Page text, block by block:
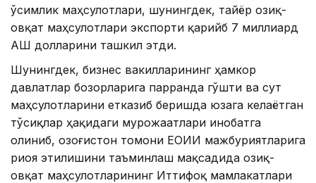
ўсимлик маҳсулотлари, шунингдек, тайёр озиқ-
овқат маҳсулотлари экспорти қарийб 7 миллиард
АҚШ долларини ташкил этди.
Шунингдек, бизнес вакилларининг ҳамкор
давлатлар бозорларига парранда гўшти ва сут
маҳсулотларини етказиб беришда юзага келаётган
тўсиқлар ҳақидаги мурожаатлари инобатга
олиниб, Қозоғистон томони ЕОИИ мажбуриятларига
риоя этилишини таъминлаш мақсадида озиқ-
овқат маҳсулотларининг Иттифоқ мамлакатлари